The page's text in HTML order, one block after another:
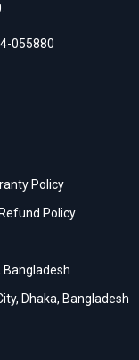
055880
Policy
Policy
Bangladesh
Dhaka, Bangladesh